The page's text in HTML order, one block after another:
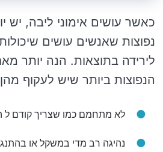
כאשר עושים אימוני ליבה, יש
נפוצות שאנשים עושים
לירידה בתוצאות. הנה יותר
הנפוצות ביותר שיש לעקוף
לא מתחמם כמו שצריך קודם ל
נהיגה רב מדי במשקל או